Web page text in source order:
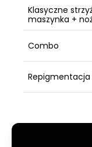
Klasyczne
maszynka +
Combo